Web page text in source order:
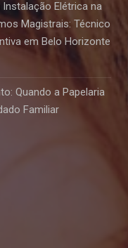
Elétrica na
Magistrais: Técnico
em Belo Horizonte
Quando a Papelaria
Familiar